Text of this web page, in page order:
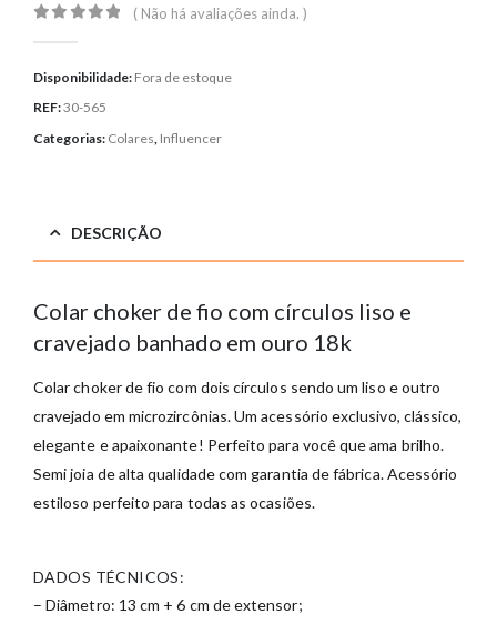
( Não há avaliações ainda. )
Disponibilidade: Fora de estoque
REF:30-565
Categorias: Colares, Influencer
DESCRIÇÃO
Colar choker de fio com círculos liso e
cravejado banhado em ouro 18k
Colar choker de fio com dois círculos sendo um liso e outro
cravejado em microzircônias. Um acessório exclusivo, clássico,
elegante e apaixonante! Perfeito para você que ama brilho.
Semi joia de alta qualidade com garantia de fábrica. Acessório
estiloso perfeito para todas as ocasiões.
DADOS TÉCNICOS:
– Diâmetro: 13 cm + 6 cm de extensor;